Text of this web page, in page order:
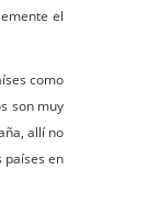
el
como
son muy
allí no
países en